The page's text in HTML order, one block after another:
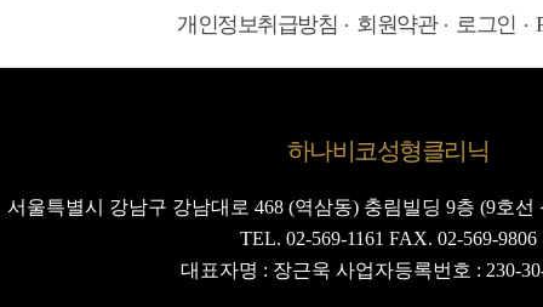
개인정보취급방침 회원약관 로그인
하나비코성형클리닉
서울특별시 강남구 강남대로 468 (역삼동) 충림빌딩 9층 (9호
TEL. 02-569-1161 FAX. 02-569-9806
대표자명 : 장근욱 사업자등록번호 : 230-